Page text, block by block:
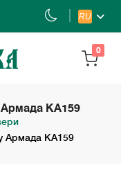
RU
0
KA159
Армада KA159